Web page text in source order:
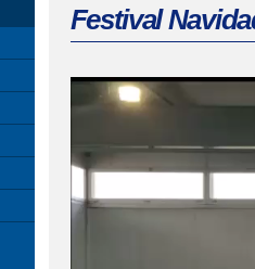
Festival